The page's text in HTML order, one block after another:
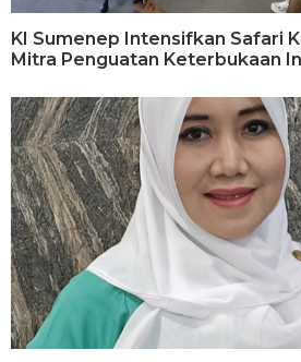
KI Sumenep Intensifkan Safari
Mitra Penguatan Keterbukaan